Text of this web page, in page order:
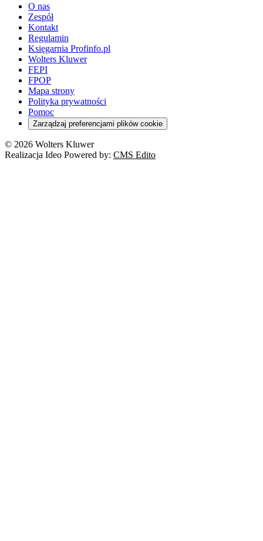
O nas
Zespół
Kontakt
Regulamin
Księgarnia Profinfo.pl
Wolters Kluwer
FEPI
FPOP
Mapa strony
Polityka prywatności
Pomoc
Zarządzaj preferencjami plików cookie
© 2026 Wolters Kluwer
Realizacja Ideo Powered by: CMS Edito